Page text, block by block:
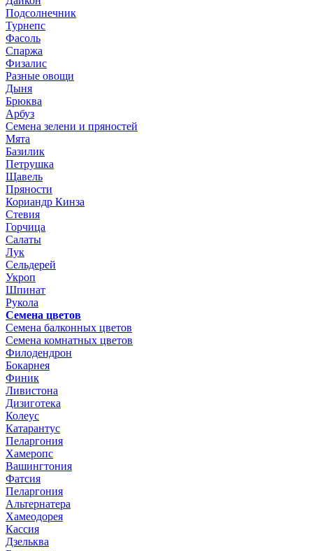
Подсолнечник
Турнепс
Фасоль
Спаржа
Физалис
Разные овощи
Дыня
Брюква
Арбуз
Семена зелени и пряностей
Мята
Базилик
Петрушка
Щавель
Пряности
Кориандр Кинза
Стевия
Горчица
Салаты
Лук
Сельдерей
Укроп
Шпинат
Рукола
Семена цветов
Семена балконных цветов
Семена комнатных цветов
Филодендрон
Бокарнея
Финик
Ливистона
Дизиготека
Колеус
Катарантус
Пеларгония
Хамеропс
Вашингтония
Фатсия
Пеларгония
Альтернатера
Хамеодорея
Кассия
Дзельква